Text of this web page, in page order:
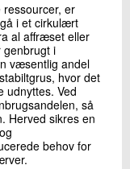
er
i et cirkulært
al affræset eller
genbrugt i
væsentlig andel
hvor det
udnyttes. Ved
så
Herved sikres en
behov for